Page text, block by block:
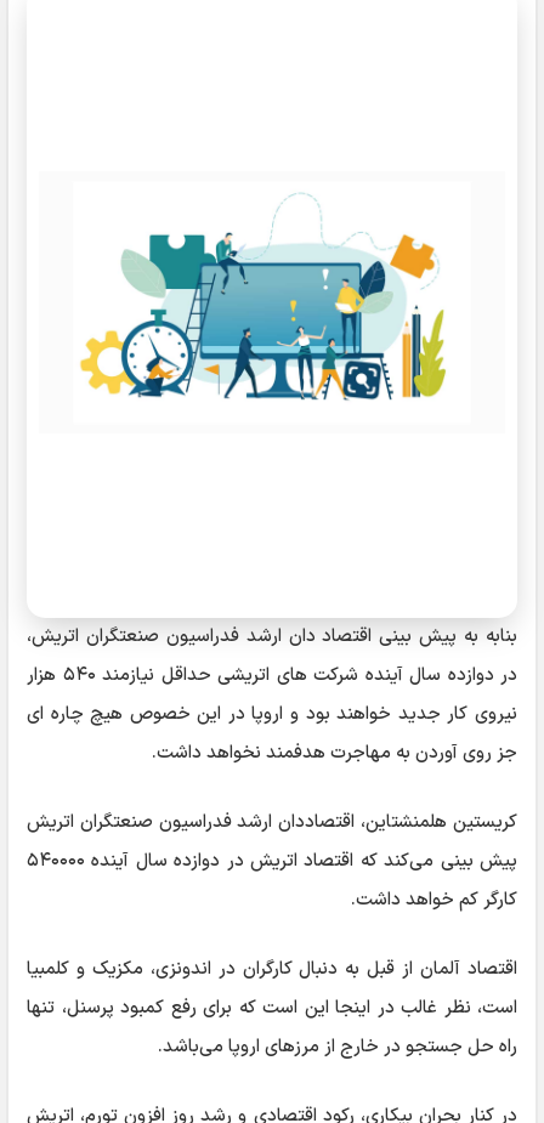
بنابه به پیش بینی اقتصاد دان ارشد فدراسیون صنعتگران اتریش،
در دوازده سال آینده شرکت های اتریشی حداقل نیازمند ۵۴۰ هزار
نیروی کار جدید خواهند بود و اروپا در این خصوص هیچ چاره ای
جز روی آوردن به مهاجرت هدفمند نخواهد داشت.
کریستین هلمنشتاین، اقتصاددان ارشد فدراسیون صنعتگران اتریش
پیش بینی می‌کند که اقتصاد اتریش در دوازده سال آینده ۵۴۰۰۰۰
کارگر کم خواهد داشت.
اقتصاد آلمان از قبل به دنبال کارگران در اندونزی، مکزیک و کلمبیا
است، نظر غالب در اینجا این است که برای رفع کمبود پرسنل، تنها
راه حل جستجو در خارج از مرزهای اروپا می‌باشد.
در کنار بحران بیکاری، رکود اقتصادی و رشد روز افزون تورم، اتریش